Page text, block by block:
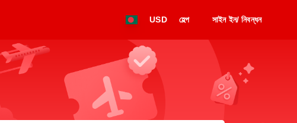
USD হেল্প সাইন ইন/ নিবন্ধন